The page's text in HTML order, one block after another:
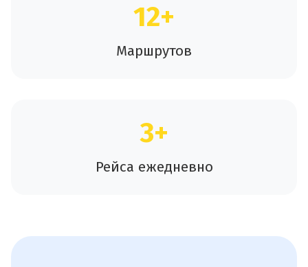
12+
Маршрутов
3+
Рейса ежедневно